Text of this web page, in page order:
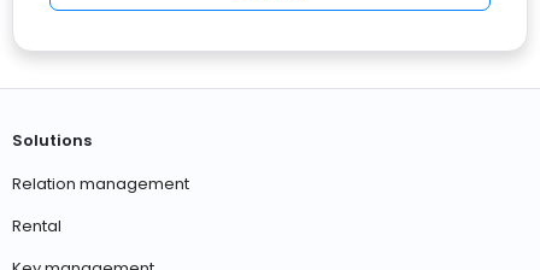
Solutions
Relation management
Rental